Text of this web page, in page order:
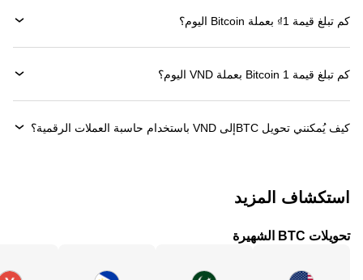
كم تبلغ قيمة 1‏₫ بعملة ‏Bitcoin اليوم؟
كم تبلغ قيمة 1 ‏Bitcoin بعملة ‏VND اليوم؟
كيف يُمكنني تحويل ‏BTCإلى ‏VND باستخدام حاسبة العملات الرقمية؟
استكشاف المزيد
تحويلات BTC الشهيرة